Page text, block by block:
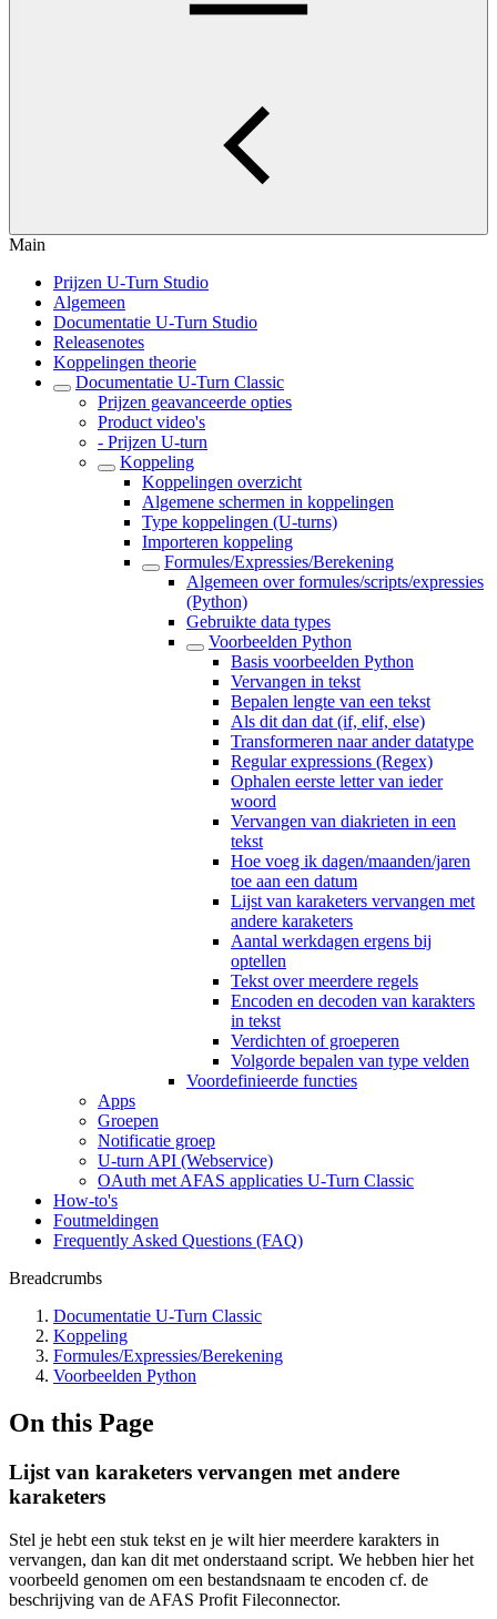
Main
Prijzen U-Turn Studio
Algemeen
Documentatie U-Turn Studio
Releasenotes
Koppelingen theorie
Documentatie U-Turn Classic
Prijzen geavanceerde opties
Product video's
- Prijzen U-turn
Koppeling
Koppelingen overzicht
Algemene schermen in koppelingen
Type koppelingen (U-turns)
Importeren koppeling
Formules/Expressies/Berekening
Algemeen over formules/scripts/expressies
(Python)
Gebruikte data types
Voorbeelden Python
Basis voorbeelden Python
Vervangen in tekst
Bepalen lengte van een tekst
Als dit dan dat (if, elif, else)
Transformeren naar ander datatype
Regular expressions (Regex)
Ophalen eerste letter van ieder
woord
Vervangen van diakrieten in een
tekst
Hoe voeg ik dagen/maanden/jaren
toe aan een datum
Lijst van karaketers vervangen met
andere karaketers
Aantal werkdagen ergens bij
optellen
Tekst over meerdere regels
Encoden en decoden van karakters
in tekst
Verdichten of groeperen
Volgorde bepalen van type velden
Voordefinieerde functies
Apps
Groepen
Notificatie groep
U-turn API (Webservice)
OAuth met AFAS applicaties U-Turn Classic
How-to's
Foutmeldingen
Frequently Asked Questions (FAQ)
Breadcrumbs
Documentatie U-Turn Classic
Koppeling
Formules/Expressies/Berekening
Voorbeelden Python
On this Page
Lijst van karaketers vervangen met andere
karaketers
Stel je hebt een stuk tekst en je wilt hier meerdere karakters in
vervangen, dan kan dit met onderstaand script. We hebben hier het
voorbeeld genomen om een bestandsnaam te encoden cf. de
beschrijving van de AFAS Profit Fileconnector.